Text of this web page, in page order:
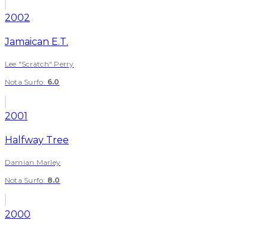
2002
Jamaican E.T.
Lee "Scratch" Perry
Nota Surfo: 6.0
2001
Halfway Tree
Damian Marley
Nota Surfo: 8.0
2000